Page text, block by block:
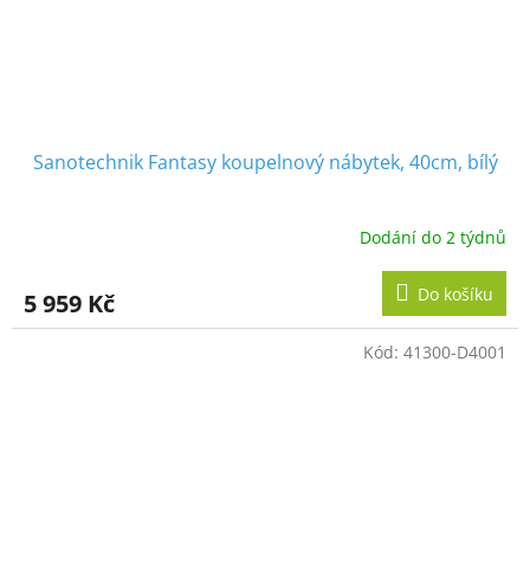
Sanotechnik Fantasy koupelnový nábytek, 40cm, bílý
Dodání do 2 týdnů
5 959 Kč Do košíku
Kód: 41300-D4001